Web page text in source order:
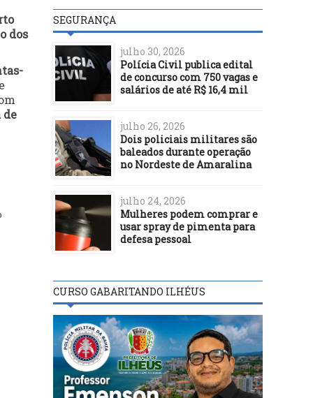
dos
de
SEGURANÇA
julho 30, 2026
Polícia Civil publica edital
de concurso com 750 vagas e
salários de até R$ 16,4 mil
julho 26, 2026
Dois policiais militares são
baleados durante operação
no Nordeste de Amaralina
julho 24, 2026
Mulheres podem comprar e
usar spray de pimenta para
defesa pessoal
CURSO GABARITANDO ILHÉUS